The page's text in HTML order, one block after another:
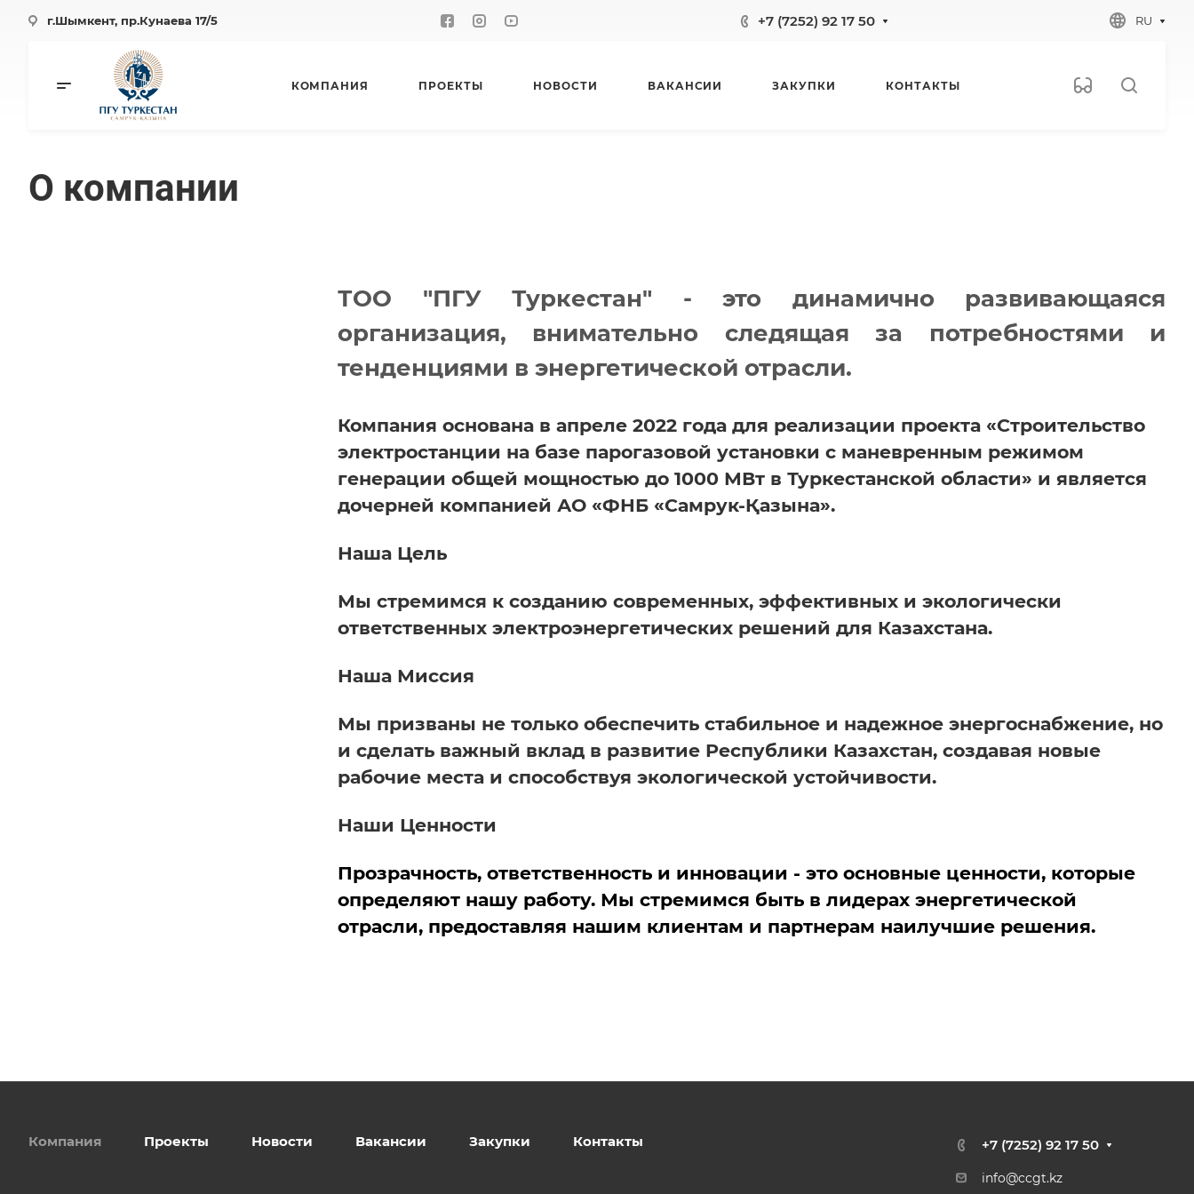
г.Шымкент, пр.Кунаева 17/5 +7 (7252) 92 17 50 RU
КОМПАНИЯ ПРОЕКТЫ НОВОСТИ ВАКАНСИИ ЗАКУПКИ КОНТАКТЫ
О компании
ТОО "ПГУ Туркестан" - это динамично развивающаяся
организация, внимательно следящая за потребностями и
тенденциями в энергетической отрасли.
Компания основана в апреле 2022 года для реализации проекта «Строительство
электростанции на базе парогазовой установки с маневренным режимом
генерации общей мощностью до 1000 МВт в Туркестанской области» и является
дочерней компанией АО «ФНБ «Самрук-Қазына».
Наша Цель
Мы стремимся к созданию современных, эффективных и экологически
ответственных электроэнергетических решений для Казахстана.
Наша Миссия
Мы призваны не только обеспечить стабильное и надежное энергоснабжение, но
и сделать важный вклад в развитие Республики Казахстан, создавая новые
рабочие места и способствуя экологической устойчивости.
Наши Ценности
Прозрачность, ответственность и инновации - это основные ценности, которые
определяют нашу работу. Мы стремимся быть в лидерах энергетической
отрасли, предоставляя нашим клиентам и партнерам наилучшие решения.
Компания Проекты Новости Вакансии Закупки Контакты +7 (7252) 92 17 50
info@ccgt.kz